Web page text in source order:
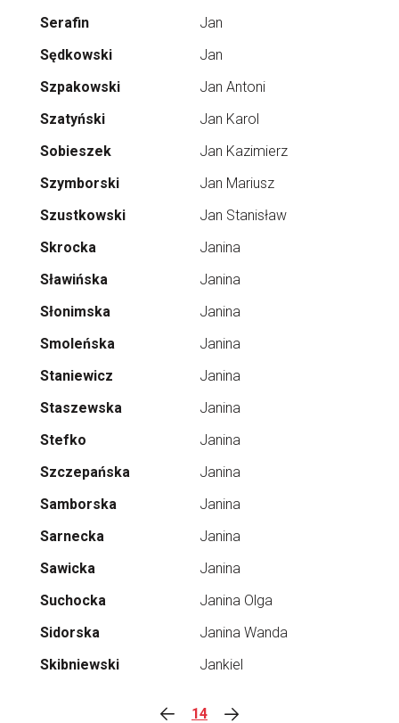
Serafin
Jan
Sędkowski
Jan
Szpakowski
Jan Antoni
Szatyński
Jan Karol
Sobieszek
Jan Kazimierz
Szymborski
Jan Mariusz
Szustkowski
Jan Stanisław
Skrocka
Janina
Sławińska
Janina
Słonimska
Janina
Smoleńska
Janina
Staniewicz
Janina
Staszewska
Janina
Stefko
Janina
Szczepańska
Janina
Samborska
Janina
Sarnecka
Janina
Sawicka
Janina
Suchocka
Janina Olga
Sidorska
Janina Wanda
Skibniewski
Jankiel
14